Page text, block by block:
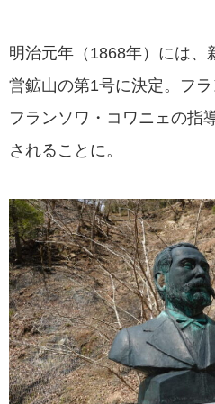
明治元年（1868年）には、
営鉱山の第1号に決定。フ
フランソワ・コワニェの指
されることに。